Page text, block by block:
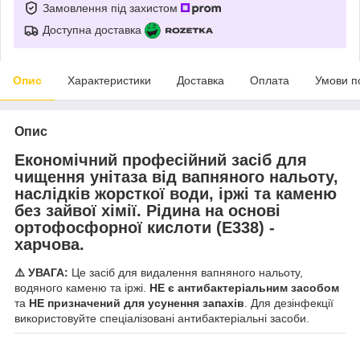
Замовлення під захистом
Доступна доставка
Опис Характеристики Доставка Оплата Умови
Опис
Економічний професійний засіб для
чищення унітаза від вапняного нальоту,
наслідків жорсткої води, іржі та каменю
без зайвої хімії. Рідина на основі
ортофосфорної кислоти (E338) -
харчова.
⚠️ УВАГА: Це засіб для видалення вапняного нальоту,
водяного каменю та іржі. НЕ є антибактеріальним засобом
та НЕ призначений для усунення запахів. Для дезінфекції
використовуйте спеціалізовані антибактеріальні засоби.